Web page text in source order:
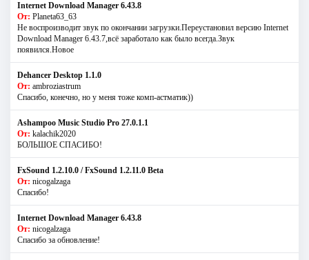
Internet Download Manager 6.43.8
От: Planeta63_63
Не воспроизводит звук по окончании загрузки.Переустановил версию Internet
Download Manager 6.43.7,всё заработало как было всегда.Звук
появился.Новое
Dehancer Desktop 1.1.0
От: ambroziastrum
Спасибо, конечно, но у меня тоже комп-астматик))
Ashampoo Music Studio Pro 27.0.1.1
От: kalachik2020
БОЛЬШОЕ СПАСИБО!
FxSound 1.2.10.0 / FxSound 1.2.11.0 Beta
От: nicogalzaga
Спасибо!
Internet Download Manager 6.43.8
От: nicogalzaga
Спасибо за обновление!